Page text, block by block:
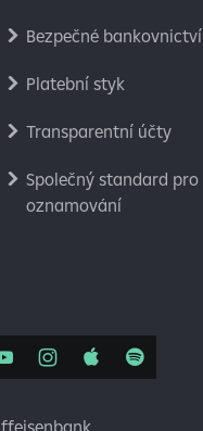
Bezpečné bankovnictví
Platební styk
Transparentní účty
Společný standard pro
oznamování